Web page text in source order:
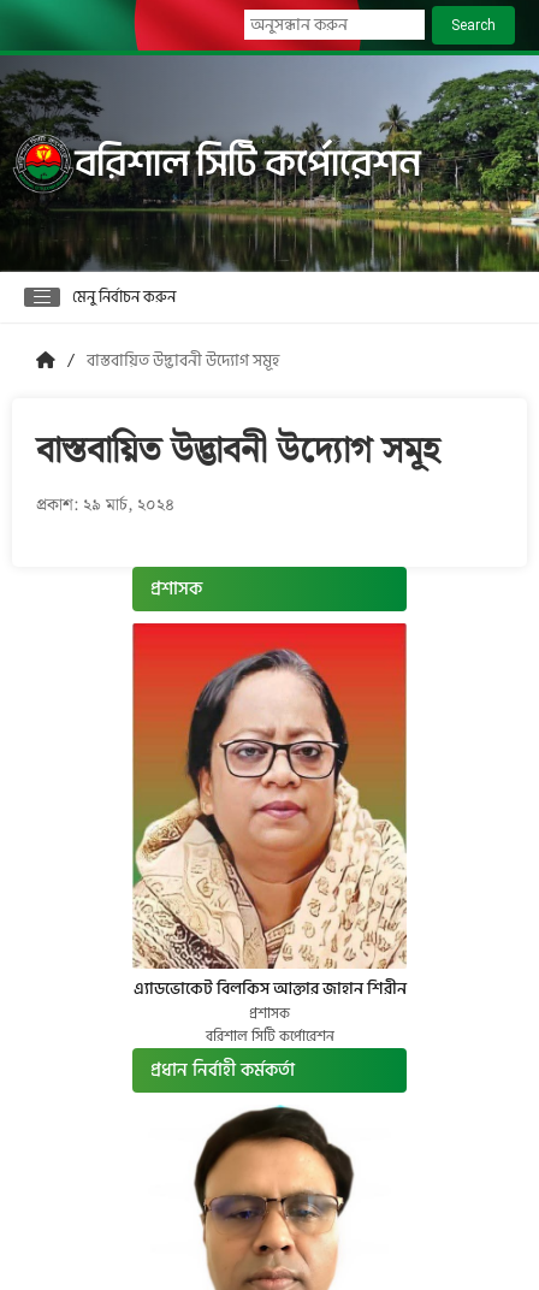
Search
বরিশাল সিটি কর্পোরেশন
মেনু নির্বাচন করুন
বাস্তবায়িত উদ্ভাবনী উদ্যোগ সমূহ
বাস্তবায়িত উদ্ভাবনী উদ্যোগ সমূহ
প্রকাশ: ২৯ মার্চ, ২০২৪
প্রশাসক
এ্যাডভোকেট বিলকিস আক্তার জাহান শিরীন
প্রশাসক
বরিশাল সিটি কর্পোরেশন
প্রধান নির্বাহী কর্মকর্তা